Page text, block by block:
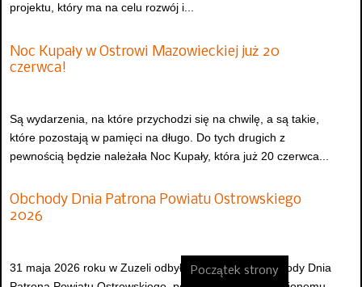
projektu, który ma na celu rozwój i...
Noc Kupały w Ostrowi Mazowieckiej już 20
czerwca!
Są wydarzenia, na które przychodzi się na chwilę, a są takie,
które pozostają w pamięci na długo. Do tych drugich z
pewnością będzie należała Noc Kupały, która już 20 czerwca...
Obchody Dnia Patrona Powiatu Ostrowskiego
2026
31 maja 2026 roku w Zuzeli odbyły się uroczyste obchody Dnia
Początek strony